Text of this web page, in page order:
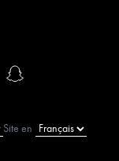
Site en